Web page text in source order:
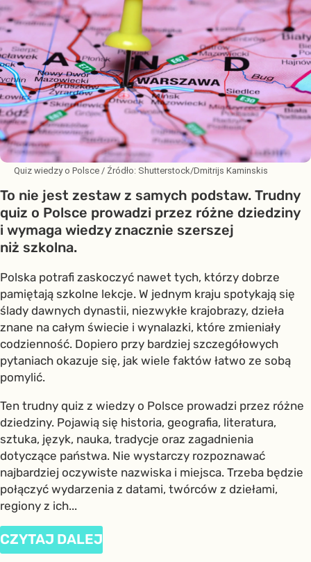
Quiz wiedzy o Polsce / Źródło: Shutterstock/Dmitrijs Kaminskis
To nie jest zestaw z samych podstaw. Trudny
quiz o Polsce prowadzi przez różne dziedziny
i wymaga wiedzy znacznie szerszej
niż szkolna.
Polska potrafi zaskoczyć nawet tych, którzy dobrze
pamiętają szkolne lekcje. W jednym kraju spotykają się
ślady dawnych dynastii, niezwykłe krajobrazy, dzieła
znane na całym świecie i wynalazki, które zmieniały
codzienność. Dopiero przy bardziej szczegółowych
pytaniach okazuje się, jak wiele faktów łatwo ze sobą
pomylić.
Ten trudny quiz z wiedzy o Polsce prowadzi przez różne
dziedziny. Pojawią się historia, geografia, literatura,
sztuka, język, nauka, tradycje oraz zagadnienia
dotyczące państwa. Nie wystarczy rozpoznawać
najbardziej oczywiste nazwiska i miejsca. Trzeba będzie
połączyć wydarzenia z datami, twórców z dziełami,
regiony z ich...
CZYTAJ DALEJ